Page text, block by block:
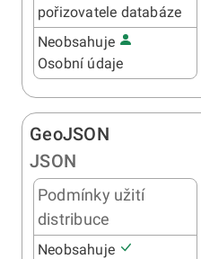
pořizovatele databáze
Neobsahuje
Osobní údaje
GeoJSON
JSON
Podmínky užití
distribuce
Neobsahuje